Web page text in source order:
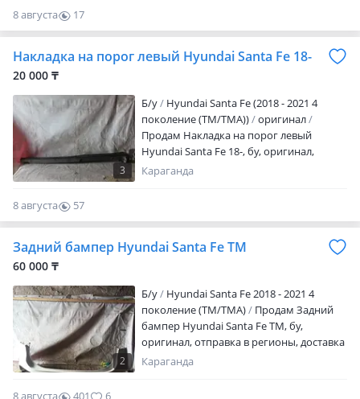
для вашего удобства
8 августа
17
0
Накладка на порог левый Hyundai Santa Fe 18-
20 000 ₸
3
Б/y
Hyundai Santa Fe (2018 - 2021 4
поколение (TM/TMA))
оригинал
Продам Накладка на порог левый
Hyundai Santa Fe 18-, бу, оригинал,
отправка в регионы, доставка по городу
Караганда
8 августа
57
0
Задний бампер Hyundai Santa Fe TM
60 000 ₸
2
Б/y
Hyundai Santa Fe 2018 - 2021 4
поколение (TM/TMA)
Продам Задний
бампер Hyundai Santa Fe TM, бу,
оригинал, отправка в регионы, доставка
по городу 3000 тг
Караганда
8 августа 401 6